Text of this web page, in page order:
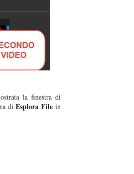
la finestra di
diEsplora File in